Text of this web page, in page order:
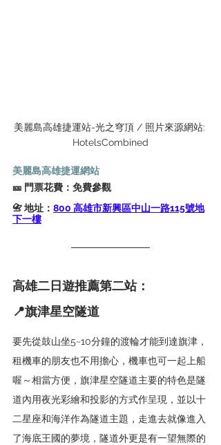
美麗島高雄捷運站-光之穹頂 / 照片來源網站:
HotelsCombined
美麗島高雄捷運網站
🎫 門票花費：免費參觀
📇 地址： 800 高雄市新興區中山一路115號地
下一樓
高雄二日遊推薦第二站：
📍旗津星空隧道
要先從鼓山坐5~10分鐘的渡輪才能到達旗津，
租機車的朋友也不用擔心，機車也可一起上船
喔～相當方便，旗津星空隧道主要的特色是隧
道內用夜光彩繪和投影的方式作呈現，並以十
二星座和海洋作為隧道主題，走進去就像進入
了海底王國的夢境，隧道外更是有一望無際的